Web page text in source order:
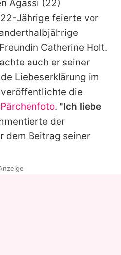
Agassi (22)
Jährige feierte vor
Catherine Holt.
auch er seiner
Liebeserklärung im
veröffentlichte die
. "Ich liebe
der
dem Beitrag seiner